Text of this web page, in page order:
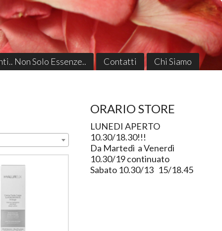
Non Solo Essenze.. Contatti Chi Siamo
ORARIO STORE
LUNEDI APERTO
10.30/18.30!!!
Da Martedì a Venerdì
10.30/19 continuato
Sabato 10.30/13 15/18.45